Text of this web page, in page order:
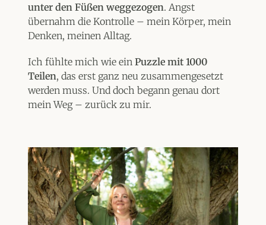
unter den Füßen weggezogen. Angst
übernahm die Kontrolle – mein Körper, mein
Denken, meinen Alltag.
Ich fühlte mich wie einPuzzle mit 1000
Teilen, das erst ganz neu zusammengesetzt
werden muss. Und doch begann genau dort
mein Weg – zurück zu mir.